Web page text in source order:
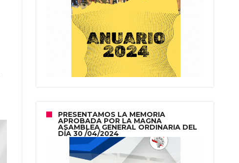
PRESENTAMOS LA MEMORIA
APROBADA POR LA MAGNA
ASAMBLEA GENERAL ORDINARIA DEL
DÍA 30 /04/2024